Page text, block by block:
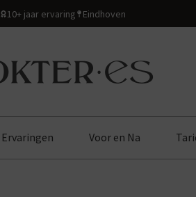
10+ jaar ervaring Eindhoven
Ervaringen Voor en Na